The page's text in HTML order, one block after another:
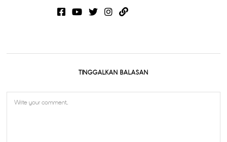
TINGGALKAN BALASAN